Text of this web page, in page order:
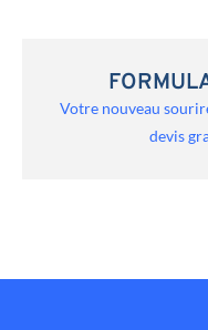
Votre nouveau
devis